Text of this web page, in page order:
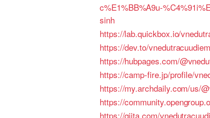
c%E1%BB%A9u-
sinh
https://lab.quickbox.io/
https://dev.to/vnedutracuudiem
https://hubpages.com/
https://camp-fire.jp/profile/
https://my.archdaily.com/us/
https://
https://qiita.com/